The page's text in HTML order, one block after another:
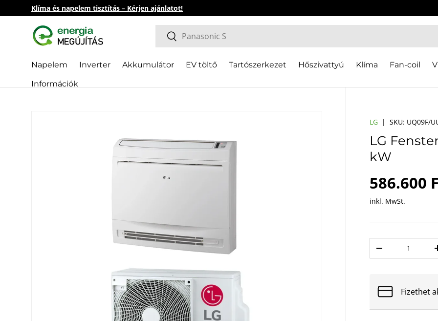
Direkt zum Inhalt
Klíma és napelem tisztítás – Kérjen ajánlatot!
Suchen
Suchen
Napelem Inverter Akkumulátor EV töltő Tartószerkezet Hőszivattyú Klíma Fan-coil
Információk
LG |SKU: UQ09F/
LG
kW
Normaler
586.600
inkl. MwSt.
Menge
Fizethet